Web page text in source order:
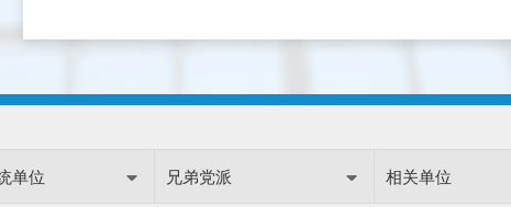
单位 兄弟党派 相关单位